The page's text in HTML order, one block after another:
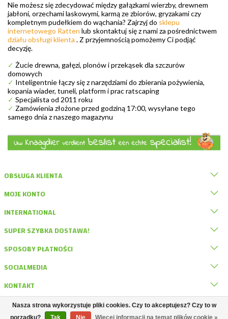
Nie możesz się zdecydować między gałązkami wierzby, drewnem
jabłoni, orzechami laskowymi, karmą ze zbiorów, gryzakami czy
kompletnym pudełkiem do wąchania? Zajrzyj do sklepu
internetowego Ratten lub skontaktuj się z nami za pośrednictwem
działu obsługi klienta . Z przyjemnością pomożemy Ci podjąć
decyzję.
✓ Żucie drewna, gałęzi, plonów i przekąsek dla szczurów
domowych
✓ Inteligentnie łączy się z narzędziami do zbierania pożywienia,
kopania wiader, tuneli, platform i prac ratscaping
✓ Specjalista od 2011 roku
✓ Zamówienia złożone przed godziną 17:00, wysyłane tego
samego dnia z naszego magazynu
OBSŁUGA KLIENTA
MOJE KONTO
INTERNATIONAL
SUPER SZYBKA DOSTAWA!
SPOSOBY PŁATNOŚCI
SOCIALMEDIA
KONTAKT
© DRD Knaagdierwinkel
Nasza strona wykorzystuje pliki cookies. Czy to akceptujesz? Czy to w
porządku?
Tak Nie Więcej informacji na temat plików cookie »